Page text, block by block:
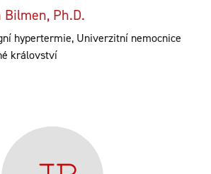
Ph.D.
hypertermie, Univerzitní nemocnice
království